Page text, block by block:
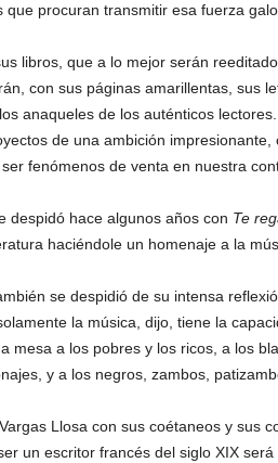
que procuran transmitir esa fuerza
libros, que a lo mejor serán
con sus páginas amarillentas, sus
anaqueles de los auténticos
de una ambición impresionante,
fenómenos de venta en nuestra
despidó hace algunos años con Te
haciéndole un homenaje a la
se despidió de su intensa
la música, dijo, tiene la
mesa a los pobres y los ricos, a los
y a los negros, zambos,
Llosa con sus coétaneos y sus
un escritor francés del siglo XIX